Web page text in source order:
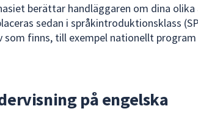
berättar handläggaren om dina
sedan i språkintroduktionsklass
som finns, till exempel nationellt program
på engelska